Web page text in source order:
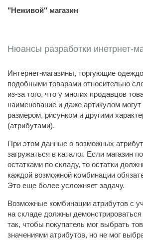
"Неживой" магазин
Нюансы разработки инетрнет-
Интернет-магазины, торгующие
подобными товарами относительно
из-за того, что у многих продавцов
наименование и даже артикулом
размером, рисунком и другими
(атрибутами).
При этом данные о возможных
загружаться в каталог. Если магазин
остатками по складу, то остатки
каждой возможной комбинации
Это еще более усложняет задачу.
Возможные комбинации атрибутов с
на складе должны демонстрироваться
так, чтобы покупатель мог выбрать
значениями атрибутов, но не мог